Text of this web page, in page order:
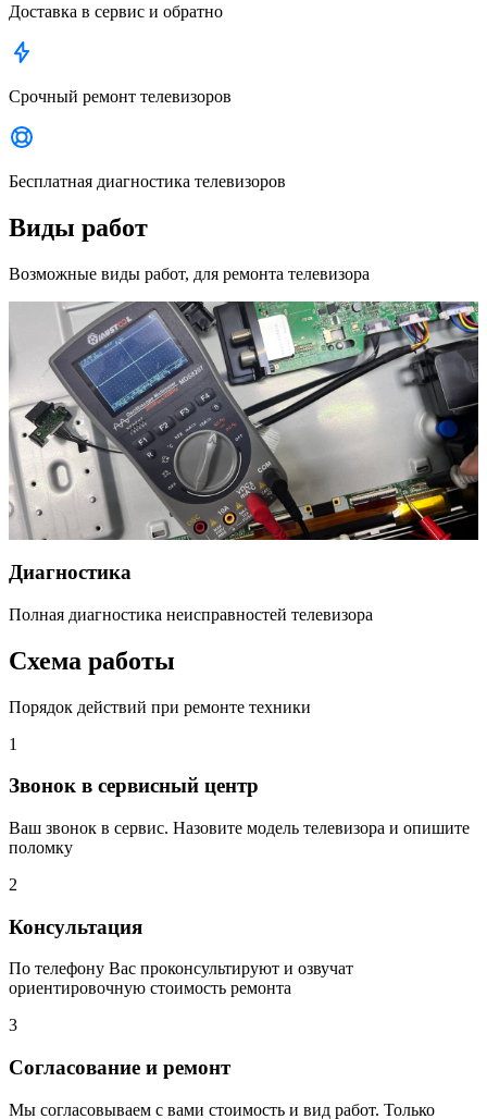
Доставка в сервис и обратно
Срочный ремонт телевизоров
Бесплатная диагностика телевизоров
Виды работ
Возможные виды работ, для ремонта телевизора
Диагностика
Полная диагностика неисправностей телевизора
Схема работы
Порядок действий при ремонте техники
1
Звонок в сервисный центр
Ваш звонок в сервис. Назовите модель телевизора и опишите
поломку
2
Консультация
По телефону Вас проконсультируют и озвучат
ориентировочную стоимость ремонта
3
Согласование и ремонт
Мы согласовываем с вами стоимость и вид работ. Только